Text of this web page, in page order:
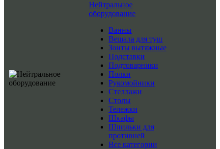
Нейтральное
оборудование
Ванны
Вешала для туш
Зонты вытяжные
Подставки
Подтоварники
Полки
Рукомойники
Стеллажи
Столы
Тележки
Шкафы
Шпильки для
противней
Все категории